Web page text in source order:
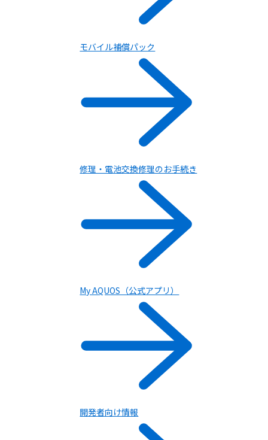
モバイル補償パック
修理・電池交換修理のお手続き
My AQUOS（公式アプリ）
開発者向け情報